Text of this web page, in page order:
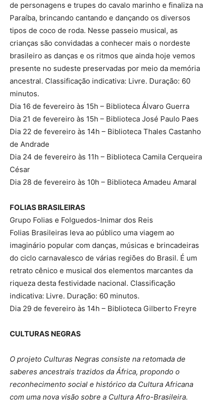
de personagens e trupes do cavalo marinho e finaliza na
Paraíba, brincando cantando e dançando os diversos
tipos de coco de roda. Nesse passeio musical, as
crianças são convidadas a conhecer mais o nordeste
brasileiro as danças e os ritmos que ainda hoje vemos
presente no sudeste preservadas por meio da memória
ancestral. Classificação indicativa: Livre. Duração: 60
minutos.
Dia 16 de fevereiro às 15h – Biblioteca Álvaro Guerra
Dia 21 de fevereiro às 15h – Biblioteca José Paulo Paes
Dia 22 de fevereiro às 14h – Biblioteca Thales Castanho
de Andrade
Dia 24 de fevereiro às 11h – Biblioteca Camila Cerqueira
César
Dia 28 de fevereiro às 10h – Biblioteca Amadeu Amaral
FOLIAS BRASILEIRAS
Grupo Folias e Folguedos-Inimar dos Reis
Folias Brasileiras leva ao público uma viagem ao
imaginário popular com danças, músicas e brincadeiras
do ciclo carnavalesco de várias regiões do Brasil. É um
retrato cênico e musical dos elementos marcantes da
riqueza desta festividade nacional. Classificação
indicativa: Livre. Duração: 60 minutos.
Dia 29 de fevereiro às 14h – Biblioteca Gilberto Freyre
CULTURAS NEGRAS
O projeto Culturas Negras consiste na retomada de
saberes ancestrais trazidos da África, propondo o
reconhecimento social e histórico da Cultura Africana
com uma nova visão sobre a Cultura Afro-Brasileira.